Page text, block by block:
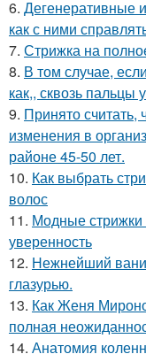
6. Дегенеративные
как с ними
7. Стрижка на
8. В том случае,
как,, сквозь пальцы
9. Принято
изменения в
районе 45-50 лет.
10. Как выбрать
волос
11. Модные
уверенность
12. Нежнейший
глазурью.
13. Как Женя
полная
14. Анатомия